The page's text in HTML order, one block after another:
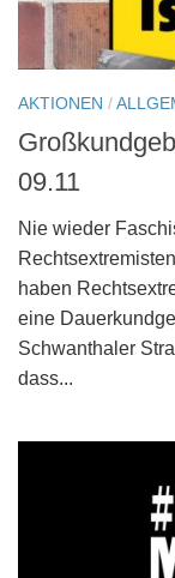
AKTIONEN /
09.11
Nie wieder
haben
eine
Schwanthaler
dass...